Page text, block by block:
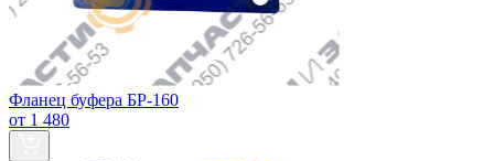
Фланец буфера БР-160
от 1 480